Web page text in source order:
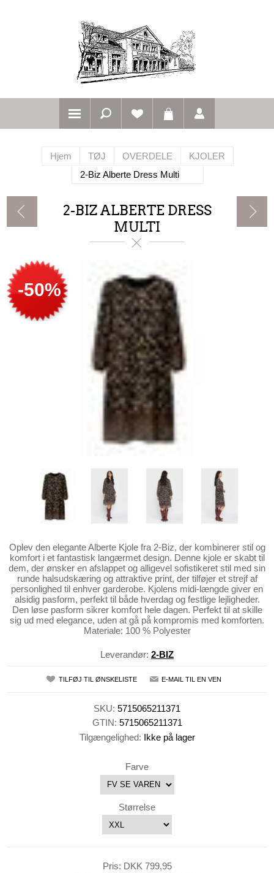
Hjem TØJ OVERDELE
KJOLER
2-Biz Alberte Dress Multi
2-BIZ ALBERTE DRESS
MULTI
-50%
Oplev den elegante Alberte Kjole fra 2-Biz, der kombinerer stil og
komfort i et fantastisk langærmet design. Denne kjole er skabt til
dem, der ønsker en afslappet og alligevel sofistikeret stil med sin
runde halsudskæring og attraktive print, der tilføjer et strejf af
personlighed til enhver garderobe. Kjolens midi-længde giver en
alsidig pasform, perfekt til både hverdag og festlige lejligheder.
Den løse pasform sikrer komfort hele dagen. Perfekt til at skille
sig ud med elegance, uden at gå på kompromis med komforten.
Materiale: 100 % Polyester
Leverandør: 2-BIZ
TILFØJ TIL ØNSKELISTE E-MAIL TIL EN VEN
SKU: 5715065211371
GTIN: 5715065211371
Tilgængelighed: Ikke på lager
Farve
Størrelse
Pris: DKK 799,95